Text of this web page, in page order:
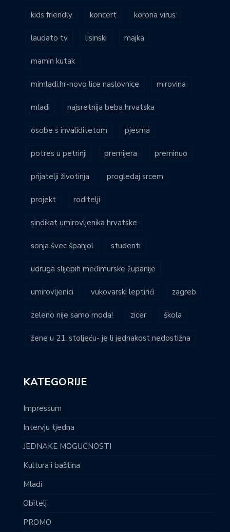
kids friendly koncert korona virus
laudato tv lisinski majka
mamin kutak
mimladi.hr-novo lice naslovnice mirovina
mladi najsretnija beba hrvatska
osobe s invaliditetom pjesma
potres u petrinji premijera preminuo
prijatelji životinja progledaj srcem
projekt roditelji
sindikat umirovljenika hrvatske
sonja švec španjol studenti
udruga slijepih međimurske županije
umirovljenici vukovarski leptirići zagreb
zeleno nije samo moda! zicer škola
žene u 21. stoljeću- je li jednakost nedostižna
KATEGORIJE
Impressum
Intervju tjedna
JEDNAKE MOGUĆNOSTI
Kultura i baština
Mladi
Obitelj
PROMO